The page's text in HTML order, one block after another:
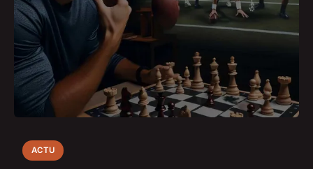
ACTU